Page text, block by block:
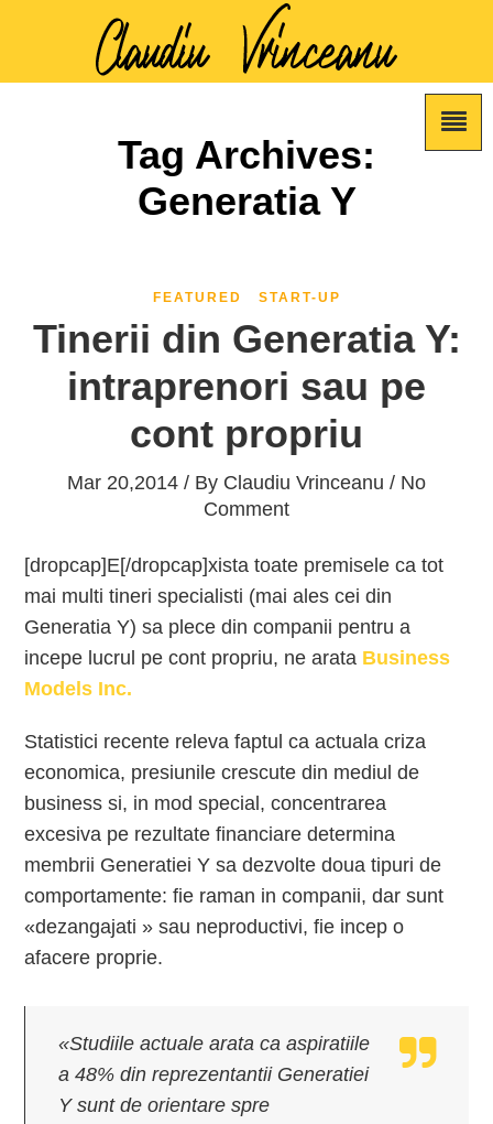
Tag Archives:
Generatia Y
FEATURED START-UP
Tinerii din Generatia Y:
intraprenori sau pe
cont propriu
Mar 20,2014 / By Claudiu Vrinceanu / No
Comment
[dropcap]E[/dropcap]xista toate premisele ca tot
mai multi tineri specialisti (mai ales cei din
Generatia Y) sa plece din companii pentru a
incepe lucrul pe cont propriu, ne arata Business
Models Inc.
Statistici recente releva faptul ca actuala criza
economica, presiunile crescute din mediul de
business si, in mod special, concentrarea
excesiva pe rezultate financiare determina
membrii Generatiei Y sa dezvolte doua tipuri de
comportamente: fie raman in companii, dar sunt
«dezangajati » sau neproductivi, fie incep o
afacere proprie.
«Studiile actuale arata ca aspiratiile
a 48% din reprezentantii Generatiei
Y sunt de orientare spre